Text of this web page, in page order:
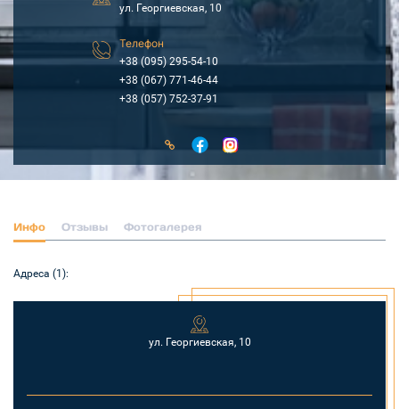
ул. Георгиевская, 10
Телефон
+38 (095) 295-54-10
+38 (067) 771-46-44
+38 (057) 752-37-91
Инфо Отзывы Фотогалерея
Адреса (1):
ул. Георгиевская, 10